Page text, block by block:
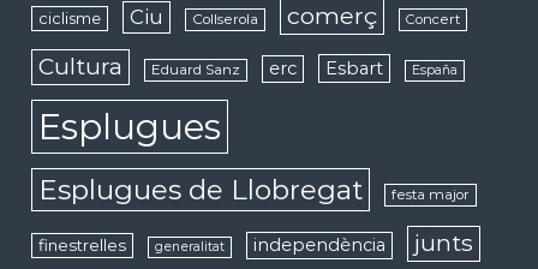
ciclisme Ciu Collserola comerç Concert
Cultura Eduard Sanz erc Esbart España
Esplugues
Esplugues de Llobregat festa major
finestrelles generalitat independència junts